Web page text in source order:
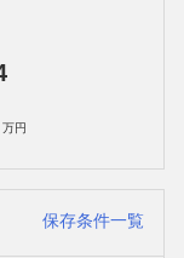
万円
保存条件一覧